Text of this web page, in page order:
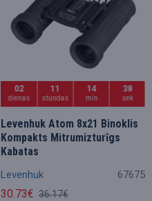
02
dienas
11
stundas
14
min
36
sek
Levenhuk 67675
Levenhuk Atom 8x21 Binoklis
Kompakts Mitrumizturīgs
Kabatas
30.73€ 36.17€